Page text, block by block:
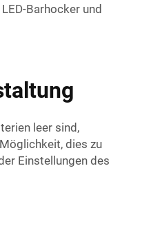
Barhocker und
leer sind,
dies zu
Einstellungen des